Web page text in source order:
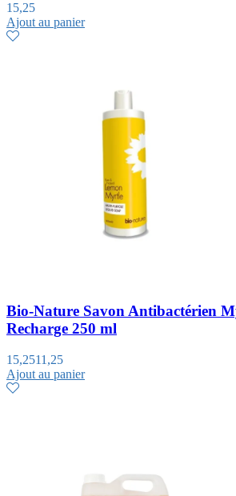
15,25
Ajout au panier
Bio-Nature Savon Antibactérien
Recharge 250 ml
15,2511,25
Ajout au panier